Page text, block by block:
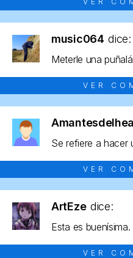
music064 dice:
Meterle una
VER
Se refiere a hacer
VER
ArtEze dice:
Esta es buenísima.
VER